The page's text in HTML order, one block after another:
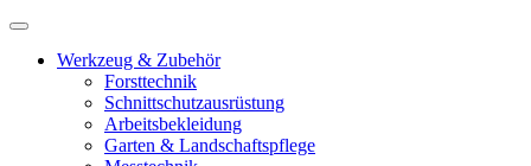
Werkzeug & Zubehör
Forsttechnik
Schnittschutzausrüstung
Arbeitsbekleidung
Garten & Landschaftspflege